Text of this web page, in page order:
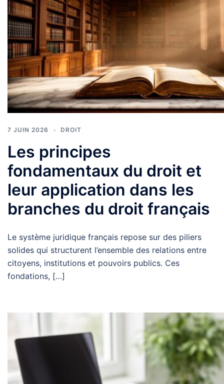
7 JUIN 2026 DROIT
Les principes
fondamentaux du droit et
leur application dans les
branches du droit français
Le système juridique français repose sur des piliers
solides qui structurent l’ensemble des relations entre
citoyens, institutions et pouvoirs publics. Ces
fondations, […]